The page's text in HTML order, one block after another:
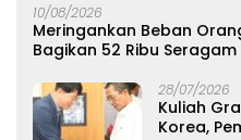
10/08/2026
Meringankan Beban
Bagikan 52 Ribu Seragam
28/07/2026
Kuliah
Korea,